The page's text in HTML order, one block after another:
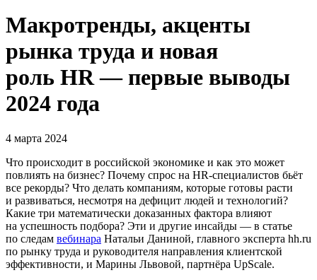
Макротренды, акценты
рынка труда и новая
роль HR — первые выводы
2024 года
4 марта 2024
Что происходит в российской экономике и как это может
повлиять на бизнес? Почему спрос на HR-специалистов бьёт
все рекорды? Что делать компаниям, которые готовы расти
и развиваться, несмотря на дефицит людей и технологий?
Какие три математически доказанных фактора влияют
на успешность подбора? Эти и другие инсайды — в статье
по следам вебинара Натальи Даниной, главного эксперта hh.ru
по рынку труда и руководителя направления клиентской
эффективности, и Марины Львовой, партнёра UpScale.